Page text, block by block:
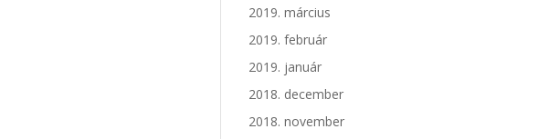
2019. március
2019. február
2019. január
2018. december
2018. november